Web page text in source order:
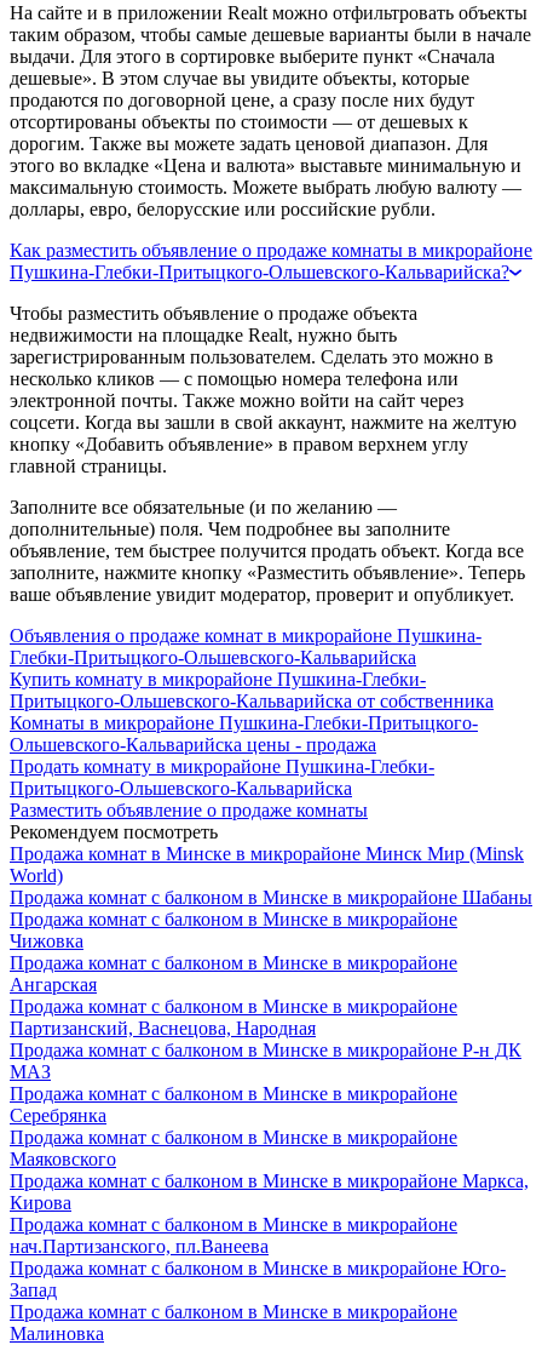
На сайте и в приложении Realt можно отфильтровать объекты
таким образом, чтобы самые дешевые варианты были в начале
выдачи. Для этого в сортировке выберите пункт «Сначала
дешевые». В этом случае вы увидите объекты, которые
продаются по договорной цене, а сразу после них будут
отсортированы объекты по стоимости — от дешевых к
дорогим. Также вы можете задать ценовой диапазон. Для
этого во вкладке «Цена и валюта» выставьте минимальную и
максимальную стоимость. Можете выбрать любую валюту —
доллары, евро, белорусские или российские рубли.
Как разместить объявление о продаже комнаты в микрорайоне
Пушкина-Глебки-Притыцкого-Ольшевского-Кальварийска?
Чтобы разместить объявление о продаже объекта
недвижимости на площадке Realt, нужно быть
зарегистрированным пользователем. Сделать это можно в
несколько кликов — с помощью номера телефона или
электронной почты. Также можно войти на сайт через
соцсети. Когда вы зашли в свой аккаунт, нажмите на желтую
кнопку «Добавить объявление» в правом верхнем углу
главной страницы.
Заполните все обязательные (и по желанию —
дополнительные) поля. Чем подробнее вы заполните
объявление, тем быстрее получится продать объект. Когда все
заполните, нажмите кнопку «Разместить объявление». Теперь
ваше объявление увидит модератор, проверит и опубликует.
Объявления о продаже комнат в микрорайоне Пушкина-
Глебки-Притыцкого-Ольшевского-Кальварийска
Купить комнату в микрорайоне Пушкина-Глебки-
Притыцкого-Ольшевского-Кальварийска от собственника
Комнаты в микрорайоне Пушкина-Глебки-Притыцкого-
Ольшевского-Кальварийска цены - продажа
Продать комнату в микрорайоне Пушкина-Глебки-
Притыцкого-Ольшевского-Кальварийска
Разместить объявление о продаже комнаты
Рекомендуем посмотреть
Продажа комнат в Минске в микрорайоне Минск Мир (Minsk
World)
Продажа комнат с балконом в Минске в микрорайоне Шабаны
Продажа комнат с балконом в Минске в микрорайоне
Чижовка
Продажа комнат с балконом в Минске в микрорайоне
Ангарская
Продажа комнат с балконом в Минске в микрорайоне
Партизанский, Васнецова, Народная
Продажа комнат с балконом в Минске в микрорайоне Р-н ДК
МАЗ
Продажа комнат с балконом в Минске в микрорайоне
Серебрянка
Продажа комнат с балконом в Минске в микрорайоне
Маяковского
Продажа комнат с балконом в Минске в микрорайоне Маркса,
Кирова
Продажа комнат с балконом в Минске в микрорайоне
нач.Партизанского, пл.Ванеева
Продажа комнат с балконом в Минске в микрорайоне Юго-
Запад
Продажа комнат с балконом в Минске в микрорайоне
Малиновка